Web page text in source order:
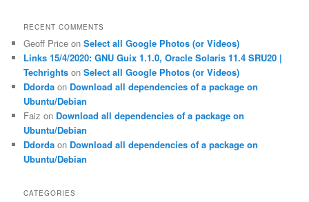
RECENT COMMENTS
Geoff Price onSelect all Google Photos (or Videos)
Links 15/4/2020: GNU Guix 1.1.0, Oracle Solaris 11.4 SRU20 |
Techrights onSelect all Google Photos (or Videos)
Ddorda on Download all dependencies of a package on
Ubuntu/Debian
Faiz on Download all dependencies of a package on
Ubuntu/Debian
Ddorda on Download all dependencies of a package on
Ubuntu/Debian
CATEGORIES